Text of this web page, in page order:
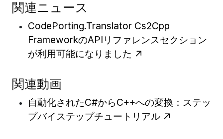
関連ニュース
CodePorting.Translator Cs2Cpp
FrameworkのAPIリファレンスセクション
が利用可能になりました
関連動画
自動化されたC#からC++への変換：ステッ
プバイステップチュートリアル